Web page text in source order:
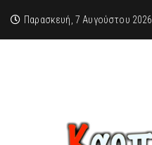
Παρασκευή, 7 Αυγούστου 2026